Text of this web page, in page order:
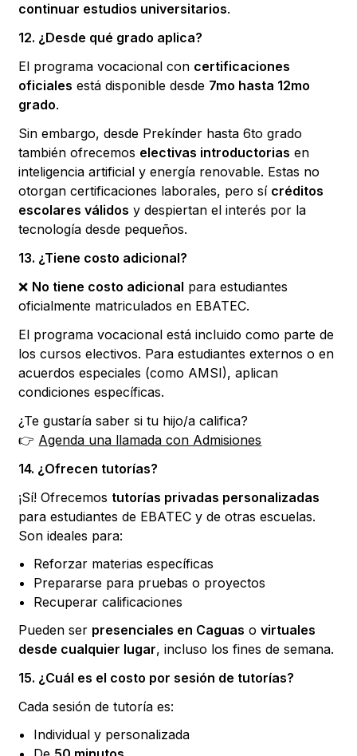
continuar estudios universitarios.
12. ¿Desde qué grado aplica?
El programa vocacional con certificaciones
oficiales está disponible desde 7mo hasta 12mo
grado.
Sin embargo, desde Prekínder hasta 6to grado
también ofrecemos electivas introductorias en
inteligencia artificial y energía renovable. Estas no
otorgan certificaciones laborales, pero sí créditos
escolares válidos y despiertan el interés por la
tecnología desde pequeños.
13. ¿Tiene costo adicional?
❌ No tiene costo adicional para estudiantes
oficialmente matriculados en EBATEC.
El programa vocacional está incluido como parte de
los cursos electivos. Para estudiantes externos o en
acuerdos especiales (como AMSI), aplican
condiciones específicas.
¿Te gustaría saber si tu hijo/a califica?
👉 Agenda una llamada con Admisiones
14. ¿Ofrecen tutorías?
¡Sí! Ofrecemos tutorías privadas personalizadas
para estudiantes de EBATEC y de otras escuelas.
Son ideales para:
Reforzar materias específicas
Prepararse para pruebas o proyectos
Recuperar calificaciones
Pueden ser presenciales en Caguas ovirtuales
desde cualquier lugar, incluso los fines de semana.
15. ¿Cuál es el costo por sesión de tutorías?
Cada sesión de tutoría es:
Individual y personalizada